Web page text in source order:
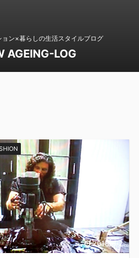
ン×暮らしの生活スタイルブログ
AGEING-LOG
2018/6/2